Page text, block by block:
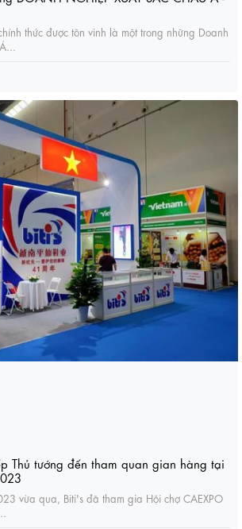
thức được tôn vinh là một trong những Doanh
Thủ tướng đến tham quan gian hàng tại
vừa qua, Biti's đã tham gia Hội chợ CAEXPO